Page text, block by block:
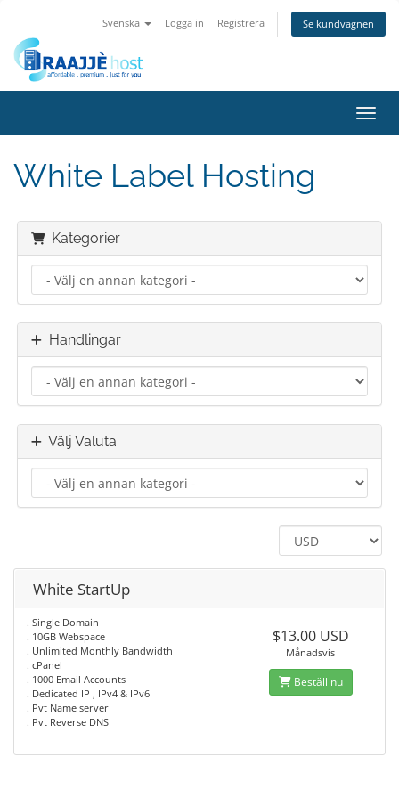
Svenska Logga in Registrera Se kundvagnen
White Label Hosting
Kategorier
Handlingar
Välj Valuta
White StartUp
. Single Domain
. 10GB Webspace
. Unlimited Monthly Bandwidth
. cPanel
. 1000 Email Accounts
. Dedicated IP , IPv4 & IPv6
. Pvt Name server
. Pvt Reverse DNS
$13.00 USD
Månadsvis
Beställ nu